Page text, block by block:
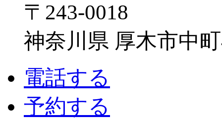
〒243-0018
神奈川県 厚木市中
電話する
予約する